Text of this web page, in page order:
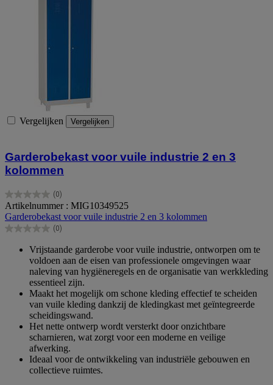
Vergelijken Vergelijken
Garderobekast voor vuile industrie 2 en 3
kolommen
(0)
0.0
van
de
5
Artikelnummer : MIG10349525
Garderobekast voor vuile industrie 2 en 3 kolommen
(0)
0.0
sterren.
Vrijstaande garderobe voor vuile industrie, ontworpen om te
voldoen aan de eisen van professionele omgevingen waar
naleving van hygiëneregels en de organisatie van werkkleding
essentieel zijn.
Maakt het mogelijk om schone kleding effectief te scheiden
van vuile kleding dankzij de kledingkast met geïntegreerde
scheidingswand.
Het nette ontwerp wordt versterkt door onzichtbare
scharnieren, wat zorgt voor een moderne en veilige
afwerking.
Ideaal voor de ontwikkeling van industriële gebouwen en
collectieve ruimtes.